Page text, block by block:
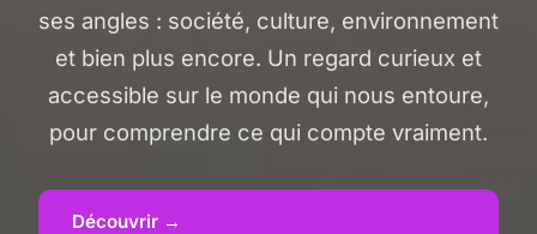
ses angles : société, culture, environnement
et bien plus encore. Un regard curieux et
accessible sur le monde qui nous entoure,
pour comprendre ce qui compte vraiment.
Découvrir →